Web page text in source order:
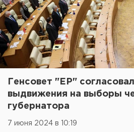
Генсовет "ЕР"
выдвижения на выборы
губернатора
7 июня 2024 в 10:19